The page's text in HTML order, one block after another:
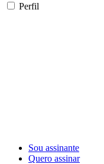
Perfil
Sou assinante
Quero assinar